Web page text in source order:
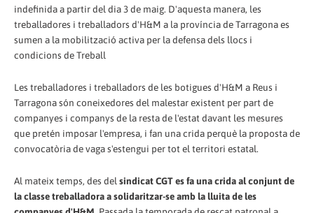
indefinida a partir del dia 3 de maig. D'aquesta manera, les
treballadores i treballadors d'H&M a la província de Tarragona es
sumen a la mobilització activa per la defensa dels llocs i
condicions de Treball
Les treballadores i treballadors de les botigues d'H&M a Reus i
Tarragona són coneixedores del malestar existent per part de
companyes i companys de la resta de l'estat davant les mesures
que pretén imposar l'empresa, i fan una crida perquè la proposta de
convocatòria de vaga s'estengui per tot el territori estatal.
Al mateix temps, des del sindicat CGT es fa una crida al conjunt de
la classe treballadora a solidaritzar-se amb la lluita de les